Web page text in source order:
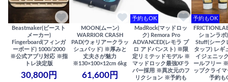
Beastmaker(ビースト
メーカー)
Fingerboard(フィンガ
ーボード) 1000/2000
※公式アプリ対応 ※指
トレ決定版
30,800円
MOON(ムーン)
WARRIOR CRASH
PAD(ウォリアークラッ
シュパッド) ※厚みと
丈夫さが魅力
※130×100×12cm 6kg
61,600円
予約もOK
MadRock(マッドロッ
ク) Remora Pro
ADVANCED(レモラ プ
ロ アドバンスト) ※限
定リミテッドモデル ※
マッドロック最強XFラ
バー採用 ※異次元のフ
リクション ※予約も
予約もOK
ションラボ
Stuff(シーク
タッフ) レギ
イジェニッ
ールフリー
ップクライ
予約も